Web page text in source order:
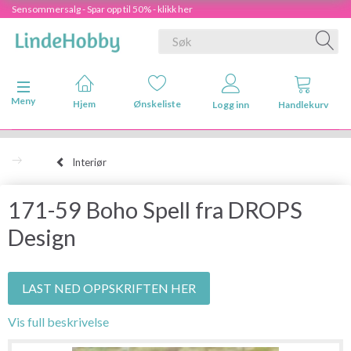
Sensommersalg - Spar opp til 50% - klikk her
Veksle navigasjon
Meny
Hjem Ønskeliste Logg inn Handlekurv
Interiør
171-59 Boho Spell fra DROPS
Design
LAST NED OPPSKRIFTEN HER
Vis full beskrivelse